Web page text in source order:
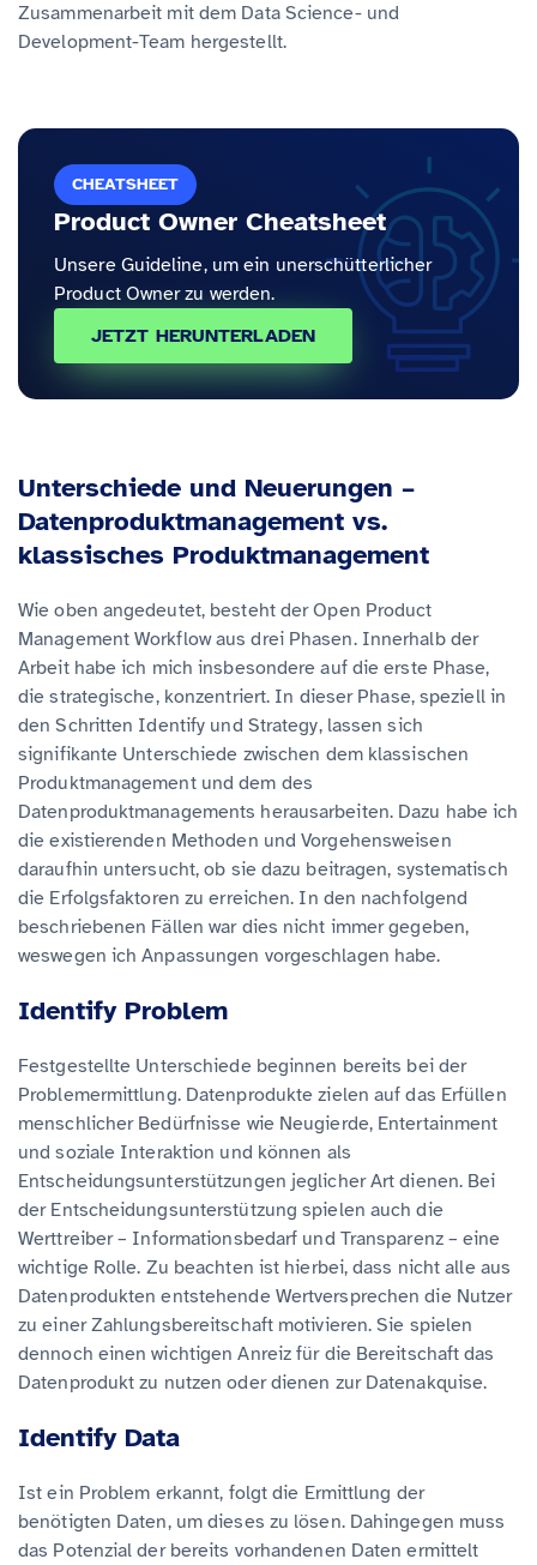
Zusammenarbeit mit dem Data Science- und
Development-Team hergestellt.
CHEATSHEET
Product Owner Cheatsheet
Unsere Guideline, um ein unerschütterlicher
Product Owner zu werden.
JETZT HERUNTERLADEN
Unterschiede und Neuerungen –
Datenproduktmanagement vs.
klassisches Produktmanagement
Wie oben angedeutet, besteht der Open Product
Management Workflow aus drei Phasen. Innerhalb der
Arbeit habe ich mich insbesondere auf die erste Phase,
die strategische, konzentriert. In dieser Phase, speziell in
den Schritten Identify und Strategy, lassen sich
signifikante Unterschiede zwischen dem klassischen
Produktmanagement und dem des
Datenproduktmanagements herausarbeiten. Dazu habe ich
die existierenden Methoden und Vorgehensweisen
daraufhin untersucht, ob sie dazu beitragen, systematisch
die Erfolgsfaktoren zu erreichen. In den nachfolgend
beschriebenen Fällen war dies nicht immer gegeben,
weswegen ich Anpassungen vorgeschlagen habe.
Identify Problem
Festgestellte Unterschiede beginnen bereits bei der
Problemermittlung. Datenprodukte zielen auf das Erfüllen
menschlicher Bedürfnisse wie Neugierde, Entertainment
und soziale Interaktion und können als
Entscheidungsunterstützungen jeglicher Art dienen. Bei
der Entscheidungsunterstützung spielen auch die
Werttreiber – Informationsbedarf und Transparenz – eine
wichtige Rolle. Zu beachten ist hierbei, dass nicht alle aus
Datenprodukten entstehende Wertversprechen die Nutzer
zu einer Zahlungsbereitschaft motivieren. Sie spielen
dennoch einen wichtigen Anreiz für die Bereitschaft das
Datenprodukt zu nutzen oder dienen zur Datenakquise.
Identify Data
Ist ein Problem erkannt, folgt die Ermittlung der
benötigten Daten, um dieses zu lösen. Dahingegen muss
das Potenzial der bereits vorhandenen Daten ermittelt